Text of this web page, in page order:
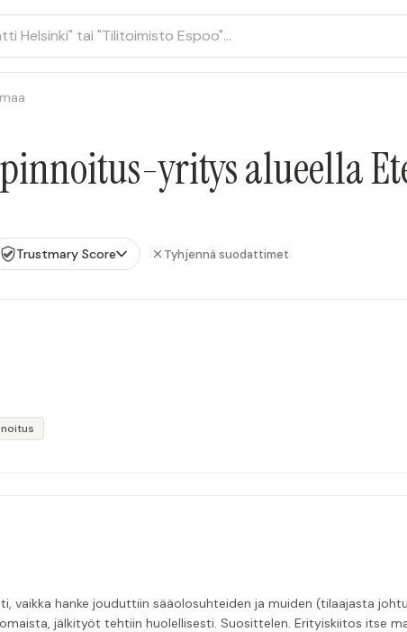
yritys alueella
Trustmary Score Tyhjennä suodattimet
vaikka hanke jouduttiin sääolosuhteiden ja muiden (tilaajasta
jälkityöt tehtiin huolellisesti. Suosittelen. Erityiskiitos itse